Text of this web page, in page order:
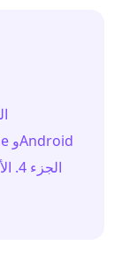
الجزء 3. زيادة حدة الفيديو على iPhone وAndroid